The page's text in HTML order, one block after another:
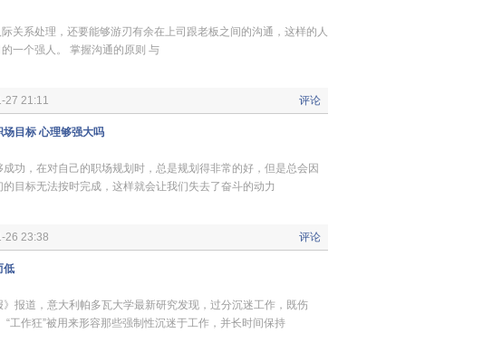
关系处理，还要能够游刃有余在上司跟老板之间的沟通，这样的人
一个强人。 掌握沟通的原则 与
评论
27 21:11
目标 心理够强大吗
成功，在对自己的职场规划时，总是规划得非常的好，但是总会因
的目标无法按时完成，这样就会让我们失去了奋斗的动力
评论
26 23:38
低
报道，意大利帕多瓦大学最新研究发现，过分沉迷工作，既伤
“工作狂”被用来形容那些强制性沉迷于工作，并长时间保持